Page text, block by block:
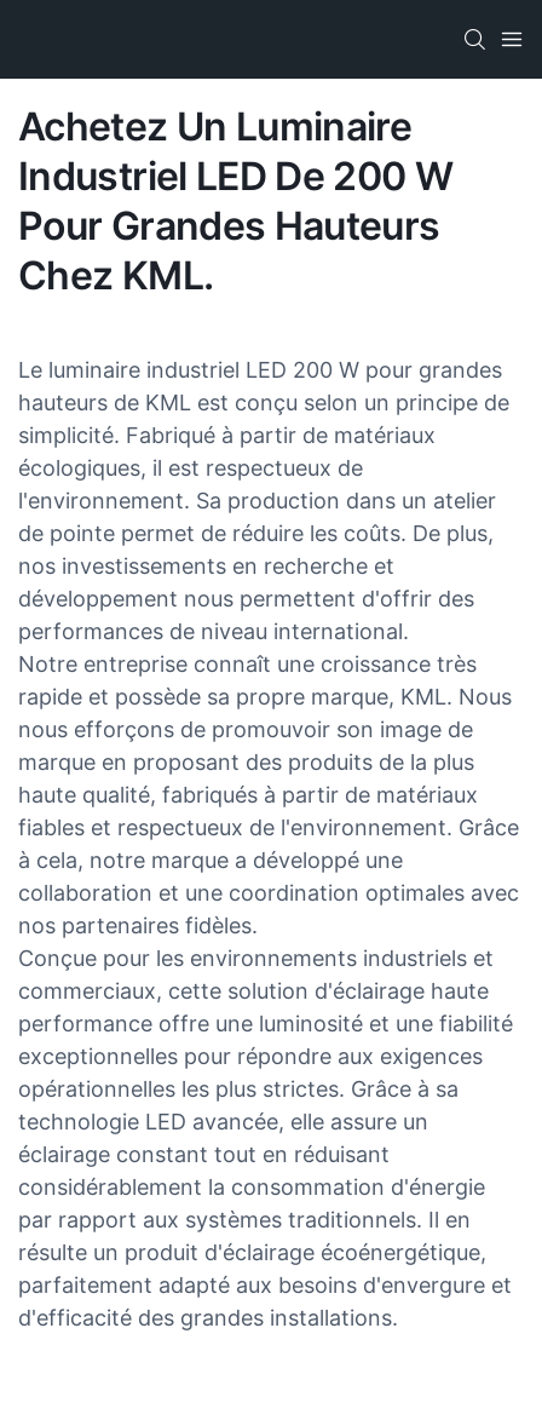
Achetez Un Luminaire
Industriel LED De 200 W
Pour Grandes Hauteurs
Chez KML.
Le luminaire industriel LED 200 W pour grandes
hauteurs de KML est conçu selon un principe de
simplicité. Fabriqué à partir de matériaux
écologiques, il est respectueux de
l'environnement. Sa production dans un atelier
de pointe permet de réduire les coûts. De plus,
nos investissements en recherche et
développement nous permettent d'offrir des
performances de niveau international.
Notre entreprise connaît une croissance très
rapide et possède sa propre marque, KML. Nous
nous efforçons de promouvoir son image de
marque en proposant des produits de la plus
haute qualité, fabriqués à partir de matériaux
fiables et respectueux de l'environnement. Grâce
à cela, notre marque a développé une
collaboration et une coordination optimales avec
nos partenaires fidèles.
Conçue pour les environnements industriels et
commerciaux, cette solution d'éclairage haute
performance offre une luminosité et une fiabilité
exceptionnelles pour répondre aux exigences
opérationnelles les plus strictes. Grâce à sa
technologie LED avancée, elle assure un
éclairage constant tout en réduisant
considérablement la consommation d'énergie
par rapport aux systèmes traditionnels. Il en
résulte un produit d'éclairage écoénergétique,
parfaitement adapté aux besoins d'envergure et
d'efficacité des grandes installations.